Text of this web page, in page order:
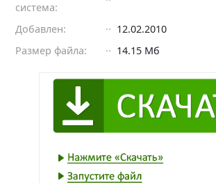
система:
Добавлен:
12.02.2010
Размер файла:
14.15 Мб